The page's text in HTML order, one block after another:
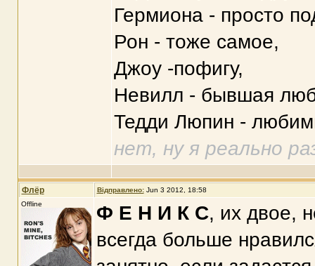
Гермиона - просто
Рон - тоже самое,
Джоу -пофигу,
Невилл - бывшая
Тедди Люпин -
нет, ну я реально
Флёр Відправлено: Jun 3 2012, 18:58
Offline
Ф Е Н И К С, их двое,
всегда больше